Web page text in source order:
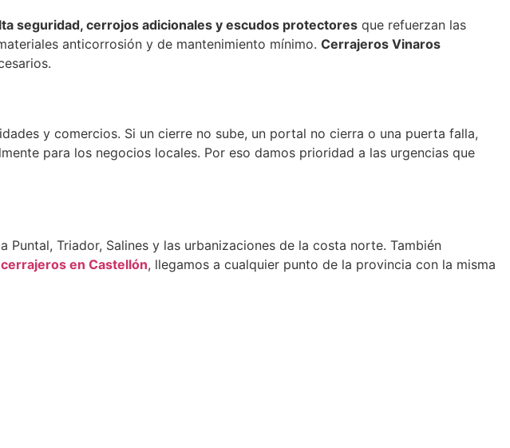
seguridad, cerrojos adicionales y escudos protectores que refuerzan las
anticorrosión y de mantenimiento mínimo. Cerrajeros Vinaros
y comercios. Si un cierre no sube, un portal no cierra o una puerta falla,
para los negocios locales. Por eso damos prioridad a las urgencias que
Triador, Salines y las urbanizaciones de la costa norte. También
cerrajeros en Castellón, llegamos a cualquier punto de la provincia con la misma